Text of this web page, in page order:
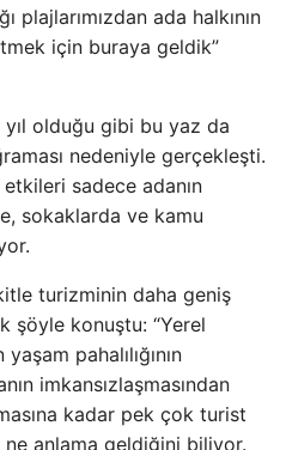
plajlarımızdan ada halkının
için buraya geldik”
olduğu gibi bu yaz da
nedeniyle gerçekleşti.
sadece adanın
sokaklarda ve kamu
turizminin daha geniş
şöyle konuştu: “Yerel
pahalılığının
imkansızlaşmasından
kadar pek çok turist
ne anlama geldiğini biliyor.